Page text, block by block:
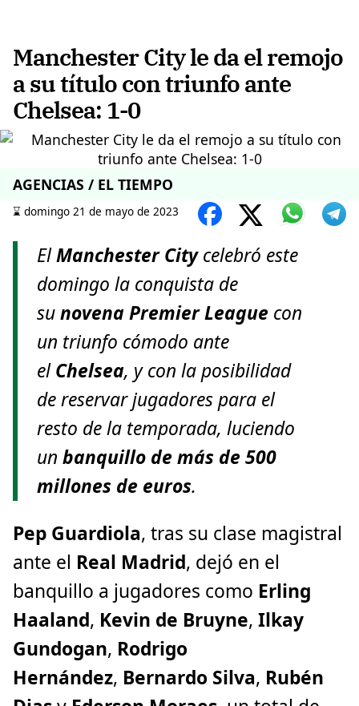
Manchester City le da el remojo
a su título con triunfo ante
Chelsea: 1-0
AGENCIAS / EL TIEMPO
⌛️ domingo 21 de mayo de 2023
ElManchester Citycelebró este
domingo la conquista de
sunovena Premier League con
un triunfo cómodo ante
elChelsea, y con la posibilidad
de reservar jugadores para el
resto de la temporada, luciendo
unbanquillo de más de 500
millones de euros.
Pep Guardiola, tras su clase magistral
ante el Real Madrid, dejó en el
banquillo a jugadores como Erling
Haaland, Kevin de Bruyne, Ilkay
Gundogan, Rodrigo
Hernández, Bernardo Silva, Rubén